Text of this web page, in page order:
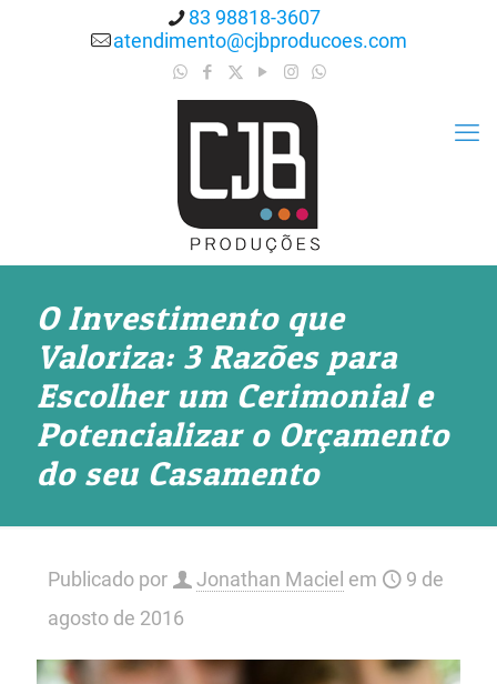
83 98818-3607
atendimento@cjbproducoes.com
O Investimento que
Valoriza: 3 Razões para
Escolher um Cerimonial e
Potencializar o Orçamento
do seu Casamento
Publicado por Jonathan Maciel em
9 de
agosto de 2016